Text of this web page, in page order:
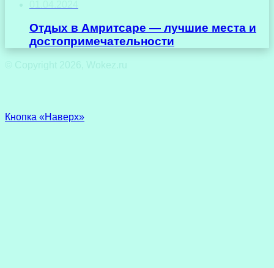
Отдых в Амритсаре — лучшие места и
достопримечательности
© Copyright 2026, Wokez.ru
Кнопка «Наверх»